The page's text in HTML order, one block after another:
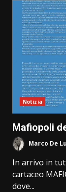
Notizia
Mafiopoli
Marco De
In arrivo in
cartaceo
dove...